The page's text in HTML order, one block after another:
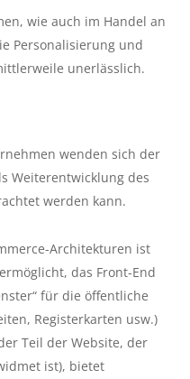
wie auch im Handel an
Personalisierung und
unerlässlich.
wenden sich der
Weiterentwicklung des
werden kann.
Architekturen ist
das Front-End
für die öffentliche
Registerkarten usw.)
Teil der Website, der
ist), bietet